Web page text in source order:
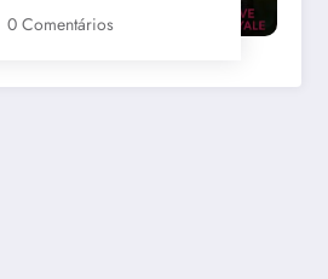
0 Comentários